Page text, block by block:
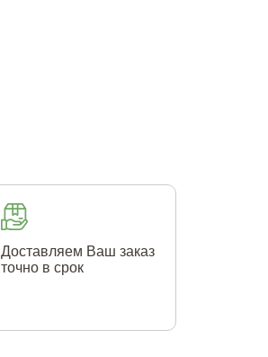
Доставляем Ваш заказ
точно в срок